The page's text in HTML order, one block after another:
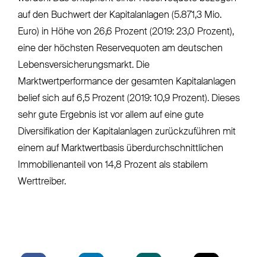
auf den Buchwert der Kapitalanlagen (5.871,3 Mio.
Euro) in Höhe von 26,6 Prozent (2019: 23,0 Prozent),
eine der höchsten Reservequoten am deutschen
Lebensversicherungsmarkt. Die
Marktwertperformance der gesamten Kapitalanlagen
belief sich auf 6,5 Prozent (2019: 10,9 Prozent). Dieses
sehr gute Ergebnis ist vor allem auf eine gute
Diversifikation der Kapitalanlagen zurückzuführen mit
einem auf Marktwertbasis überdurchschnittlichen
Immobilienanteil von 14,8 Prozent als stabilem
Werttreiber.